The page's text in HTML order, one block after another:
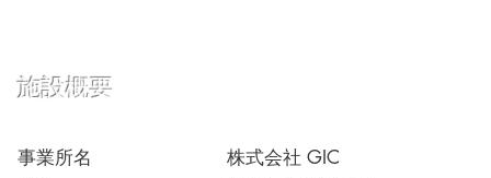
施設概要
事業所名
株式会社 GIC